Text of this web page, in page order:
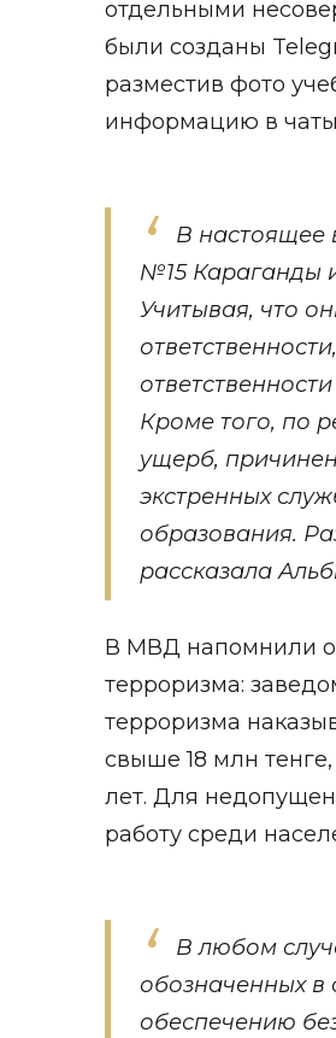
отдельными
были созданы
разместив фото
информацию в
В настоящее
№15 Караганды
Учитывая, что
Кроме того, по
ущерб,
экстренных
образования.
рассказала
В МВД напомнили
терроризма:
терроризма
свыше 18 млн
лет. Для
работу среди
В любом
обозначенных
обеспечению